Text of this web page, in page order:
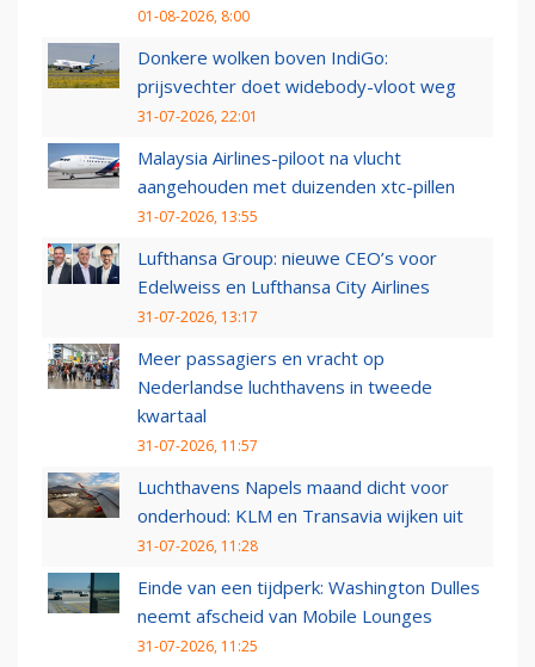
01-08-2026, 8:00
Donkere wolken boven IndiGo:
prijsvechter doet widebody-vloot weg
31-07-2026, 22:01
Malaysia Airlines-piloot na vlucht
aangehouden met duizenden xtc-pillen
31-07-2026, 13:55
Lufthansa Group: nieuwe CEO’s voor
Edelweiss en Lufthansa City Airlines
31-07-2026, 13:17
Meer passagiers en vracht op
Nederlandse luchthavens in tweede
kwartaal
31-07-2026, 11:57
Luchthavens Napels maand dicht voor
onderhoud: KLM en Transavia wijken uit
31-07-2026, 11:28
Einde van een tijdperk: Washington Dulles
neemt afscheid van Mobile Lounges
31-07-2026, 11:25